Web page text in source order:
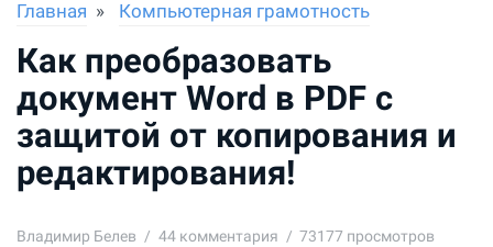
Главная Компьютерная грамотность
Как преобразовать
документ Word в PDF с
защитой от копирования и
редактирования!
Владимир Белев 44комментария 73177 просмотров